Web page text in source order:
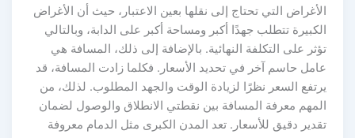
الأغراض التي تحتاج إلى نقلها بعين الاعتبار، حيث أن الأغراض
الكبيرة تتطلب جهدًا أكبر ومساحة أكبر على الدابة، وبالتالي
تؤثر على التكلفة النهائية. بالإضافة إلى ذلك، المسافة هي
عامل حاسم آخر في تحديد الأسعار. فكلما زادت المسافة، قد
يرتفع السعر نظرًا لزيادة الوقت والجهد المطلوب. لذلك، من
المهم معرفة المسافة بين نقطتي الانطلاق والوصول لضمان
تقدير دقيق للأسعار. تعد المدن الكبرى مثل الدمام معروفة